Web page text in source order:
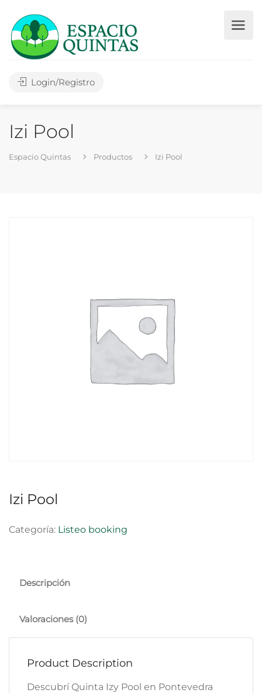
Login/Registro
Izi Pool
Espacio Quintas Productos Izi Pool
Izi Pool
Categoría: Listeo booking
Descripción
Valoraciones (0)
Product Description
Descubrí Quinta Izy Pool en Pontevedra